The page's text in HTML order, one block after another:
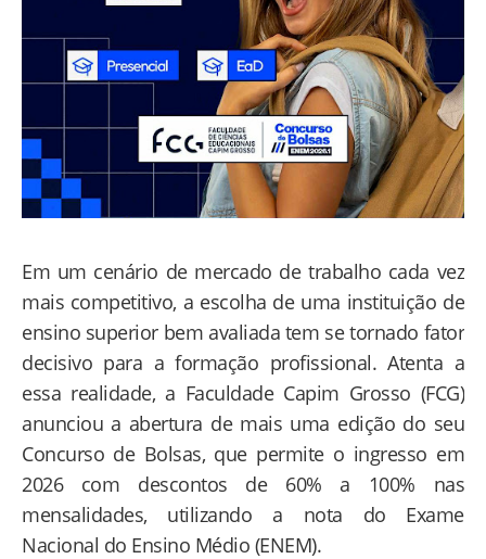
Em um cenário de mercado de trabalho cada vez
mais competitivo, a escolha de uma instituição de
ensino superior bem avaliada tem se tornado fator
decisivo para a formação profissional. Atenta a
essa realidade, a Faculdade Capim Grosso (FCG)
anunciou a abertura de mais uma edição do seu
Concurso de Bolsas, que permite o ingresso em
2026 com descontos de 60% a 100% nas
mensalidades, utilizando a nota do Exame
Nacional do Ensino Médio (ENEM).